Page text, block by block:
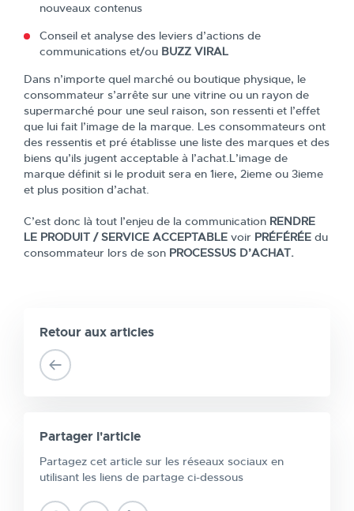
Retour aux articles
Partager l'article
Partagez cet article sur les réseaux sociaux en
utilisant les liens de partage ci-dessous
nouveaux contenus
Conseil et analyse des leviers d’actions de
communications et/ou BUZZ VIRAL
Dans n’importe quel marché ou boutique physique, le
consommateur s’arrête sur une vitrine ou un rayon de
supermarché pour une seul raison, son ressenti et l’effet
que lui fait l’image de la marque. Les consommateurs ont
des ressentis et pré établisse une liste des marques et des
biens qu’ils jugent acceptable à l’achat.L’image de
marque définit si le produit sera en 1iere, 2ieme ou 3ieme
et plus position d’achat.
C’est donc là tout l’enjeu de la communication RENDRE
LE PRODUIT / SERVICE ACCEPTABLE voir PRÉFÉRÉE du
consommateur lors de son PROCESSUS D’ACHAT.